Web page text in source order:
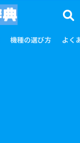
機種の選び方 よく